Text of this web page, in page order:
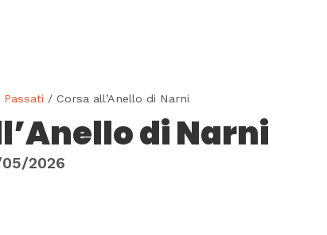
Passati / Corsa all’Anello di Narni
di Narni
2026